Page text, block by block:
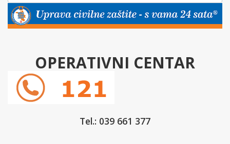
OPERATIVNI CENTAR
Tel.: 039 661 377